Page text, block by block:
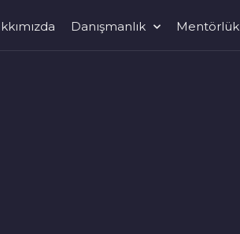
Danışmanlık Mentörlük